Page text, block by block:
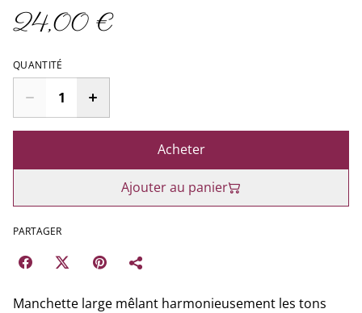
24,00 €
QUANTITÉ
Acheter
Ajouter au panier
PARTAGER
Manchette large mêlant harmonieusement les tons